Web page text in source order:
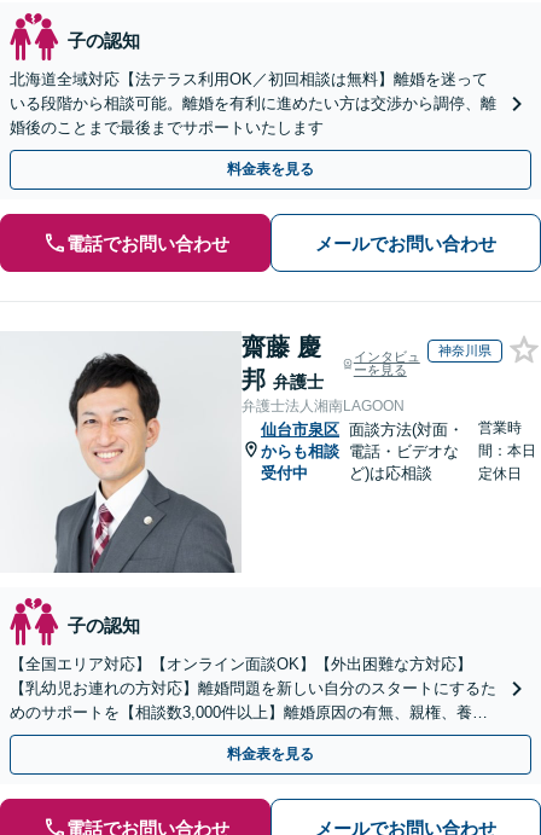
子の認知
北海道全域対応【法テラス利用OK／初回相談は無料】離婚を迷って
いる段階から相談可能。離婚を有利に進めたい方は交渉から調停、離
婚後のことまで最後までサポートいたします
料金表を見る
電話でお問い合わせ メールでお問い合わせ
齋藤 慶
邦 弁護士
インタビュ
ーを見る
神奈川県
弁護士法人湘南LAGOON
仙台市泉区
からも相談
受付中
面談方法(対面・
電話・ビデオな
ど)は応相談
営業時
間：本日
定休日
子の認知
【全国エリア対応】【オンライン面談OK】【外出困難な方対応】
【乳幼児お連れの方対応】離婚問題を新しい自分のスタートにするた
めのサポートを【相談数3,000件以上】離婚原因の有無、親権、養育
費、財産分与、慰謝料請求【夜間・休日相談可】
料金表を見る
電話でお問い合わせ メールでお問い合わせ